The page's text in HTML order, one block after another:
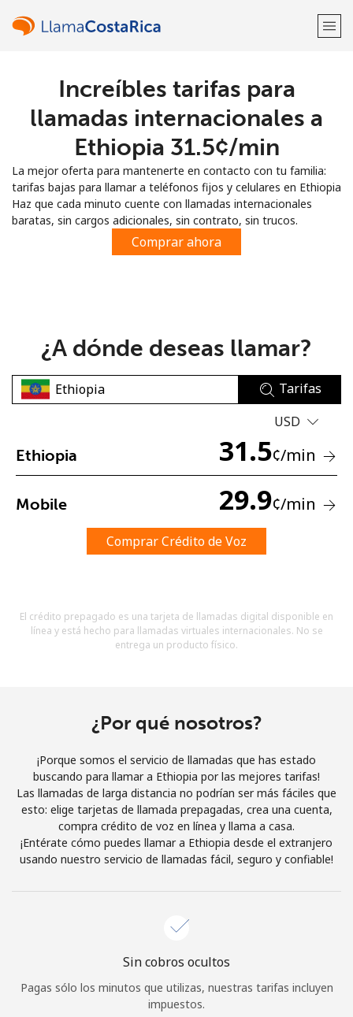
¡Bienvenido!
Regístrate con
No se ha creado una contraseña
Mínimo 8 caracteres
Un caracter especial
Al abrir una cuenta en este sitio web, estoy de acuerdo con
Términos y condiciones.
Únete
¡Hola!
Increíbles tarifas para
llamadas internacionales a
Ethiopia ⁦31.5¢⁩/min
La mejor oferta para mantenerte en contacto con tu familia:
tarifas bajas para llamar a teléfonos fijos y celulares en Ethiopia
Haz que cada minuto cuente con llamadas internacionales
baratas, sin cargos adicionales, sin contrato, sin trucos.
Comprar ahora
¿A dónde deseas llamar?
Tarifas
USD
Ethiopia 31.5¢/min
Mobile 29.9¢/min
Comprar Crédito de Voz
El crédito prepagado es una tarjeta de llamadas digital disponible en
línea y está hecho para llamadas virtuales internacionales. No se
entrega un producto físico.
¿Por qué nosotros?
¡Porque somos el servicio de llamadas que has estado
buscando para llamar a Ethiopia por las mejores tarifas!
Las llamadas de larga distancia no podrían ser más fáciles que
esto: elige tarjetas de llamada prepagadas, crea una cuenta,
compra crédito de voz en línea y llama a casa.
¡Entérate cómo puedes llamar a Ethiopia desde el extranjero
usando nuestro servicio de llamadas fácil, seguro y confiable!
Sin cobros ocultos
Pagas sólo los minutos que utilizas, nuestras tarifas incluyen
impuestos.